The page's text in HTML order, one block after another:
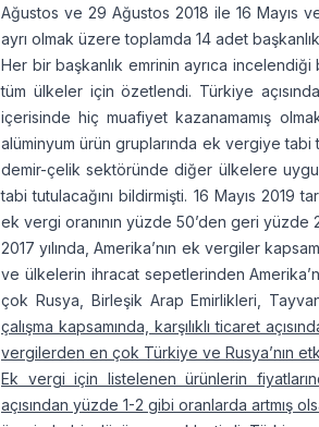
Ağustos ve 29 Ağustos 2018 ile 16 Mayıs
ayrı olmak üzere toplamda 14 adet başkanlık
Her bir başkanlık emrinin ayrıca
tüm ülkeler için özetlendi. Türkiye
içerisinde hiç muafiyet kazanamamış
alüminyum ürün gruplarında ek vergiye tabi
demir-çelik sektöründe diğer ülkelere
tabi tutulacağını bildirmişti. 16 Mayıs 2019
ek vergi oranının yüzde 50’den geri yüzde
2017 yılında, Amerika’nın ek vergiler
ve ülkelerin ihracat sepetlerinden
çok Rusya, Birleşik Arap Emirlikleri,
çalışma kapsamında, karşılıklı ticaret
vergilerden en çok Türkiye ve Rusya’nın
Ek vergi için listelenen ürünlerin
açısından yüzde 1-2 gibi oranlarda artmış